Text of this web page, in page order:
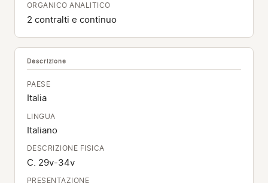
ORGANICO ANALITICO
2 contralti e continuo
Descrizione
PAESE
Italia
LINGUA
Italiano
DESCRIZIONE FISICA
C. 29v-34v
PRESENTAZIONE